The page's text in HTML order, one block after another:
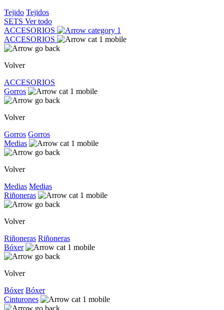
Tejido Tejidos
SETS Ver todo
ACCESORIOS
ACCESORIOS
Volver
ACCESORIOS
Gorros
Volver
Gorros Gorros
Medias
Volver
Medias Medias
Riñoneras
Volver
Riñoneras Riñoneras
Bóxer
Volver
Bóxer Bóxer
Cinturones